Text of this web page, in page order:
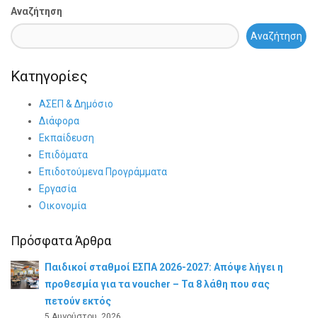
Αναζήτηση
Αναζήτηση
Κατηγορίες
ΑΣΕΠ & Δημόσιο
Διάφορα
Εκπαίδευση
Επιδόματα
Επιδοτούμενα Προγράμματα
Εργασία
Οικονομία
Πρόσφατα Άρθρα
Παιδικοί σταθμοί ΕΣΠΑ 2026-2027: Απόψε λήγει η
προθεσμία για τα voucher – Τα 8 λάθη που σας
πετούν εκτός